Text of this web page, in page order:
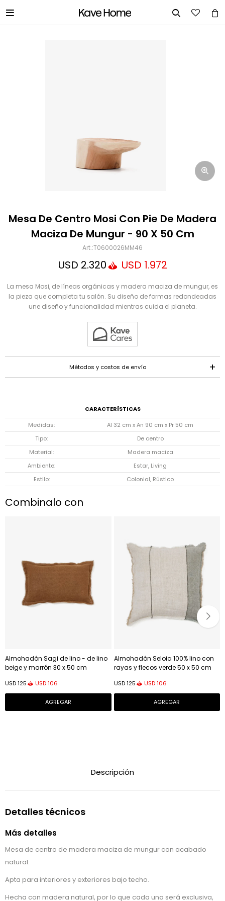
 
Mesa De Centro Mosi Con Pie De Madera
Maciza De Mungur - 90 X 50 Cm
T0600026MM46
USD 2.320 USD 1.972
La mesa Mosi, de líneas orgánicas y madera maciza de mungur, es
la pieza que completa tu salón. Su diseño de formas redondeadas
une diseño y funcionalidad mientras cuida el planeta.
Métodos y costos de envío
CARACTERÍSTICAS
Medidas
Al 32 cm x An 90 cm x Pr 50 cm
Tipo
De centro
Material
Madera maciza
Ambiente
Estar, Living
Estilo
Colonial, Rústico
Combinalo con
Almohadón Sagi de lino - de lino
beige y marrón 30 x 50 cm
USD125 USD106
Almohadón Seloia 100% lino con
rayas y flecos verde 50 x 50 cm
USD 125 USD 106
Descripción
Detalles técnicos
Más detalles
Mesa de centro de madera maciza de mungur con acabado
natural.
Apta para interiores y exteriores bajo techo.
Hecha con madera natural, por lo que cada una será exclusiva,
Mensaje